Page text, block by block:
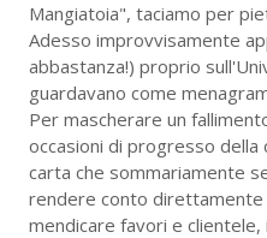
Mangiatoia", taciamo per
Adesso improvvisamente
abbastanza!) proprio
guardavano come
Per mascherare un
occasioni di progresso della
carta che sommariamente
rendere conto direttamente
mendicare favori e